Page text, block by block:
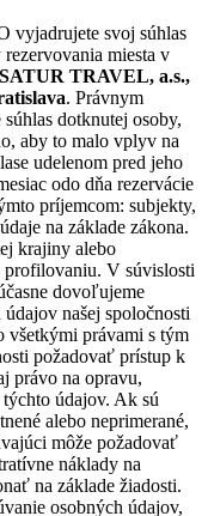
vyjadrujete svoj súhlas
miesta v
SATUR TRAVEL, a.s.,
. Právnym
dotknutej osoby,
aby to malo vplyv na
udelenom pred jeho
odo dňa rezervácie
príjemcom: subjekty,
na základe zákona.
krajiny alebo
profilovaniu. V súvislosti
dovoľujeme
našej spoločnosti
všetkými právami s tým
požadovať prístup k
právo na opravu,
údajov. Ak sú
alebo neprimerané,
môže požadovať
náklady na
na základe žiadosti.
osobných údajov,